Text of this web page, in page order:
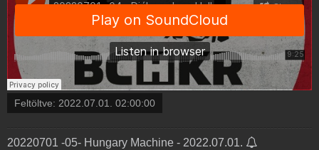
Feltöltve: 2022.07.01. 02:00:00
20220701 -05- Hungary Machine - 2022.07.01.